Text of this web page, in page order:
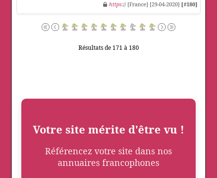
https:// [France] [29-04-2020] [#180]
Résultats de 171 à 180
Votre site mérite d'être vu !
Référencez votre site dans nos
annuaires francophones